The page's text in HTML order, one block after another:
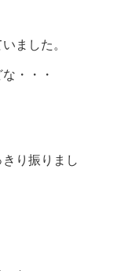
ました。
・・・
り振りまし